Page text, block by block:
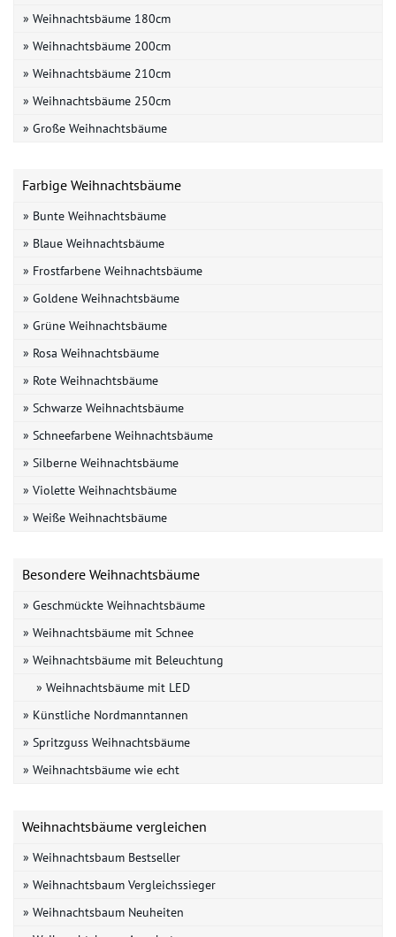
» Weihnachtsbäume 180cm
» Weihnachtsbäume 200cm
» Weihnachtsbäume 210cm
» Weihnachtsbäume 250cm
» Große Weihnachtsbäume
Farbige Weihnachtsbäume
» Bunte Weihnachtsbäume
» Blaue Weihnachtsbäume
» Frostfarbene Weihnachtsbäume
» Goldene Weihnachtsbäume
» Grüne Weihnachtsbäume
» Rosa Weihnachtsbäume
» Rote Weihnachtsbäume
» Schwarze Weihnachtsbäume
» Schneefarbene Weihnachtsbäume
» Silberne Weihnachtsbäume
» Violette Weihnachtsbäume
» Weiße Weihnachtsbäume
Besondere Weihnachtsbäume
» Geschmückte Weihnachtsbäume
» Weihnachtsbäume mit Schnee
» Weihnachtsbäume mit Beleuchtung
» Weihnachtsbäume mit LED
» Künstliche Nordmanntannen
» Spritzguss Weihnachtsbäume
» Weihnachtsbäume wie echt
Weihnachtsbäume vergleichen
» Weihnachtsbaum Bestseller
» Weihnachtsbaum Vergleichssieger
» Weihnachtsbaum Neuheiten